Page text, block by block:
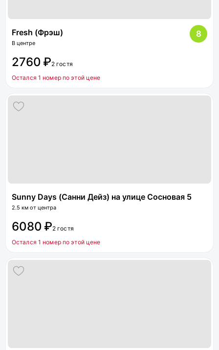
Fresh (Фрэш)
В центре
8
2760 ₽2 гостя
Остался 1 номер по этой цене
Sunny Days (Санни Дейз) на улице Сосновая 5
2.5 км от центра
6080 ₽2 гостя
Остался 1 номер по этой цене